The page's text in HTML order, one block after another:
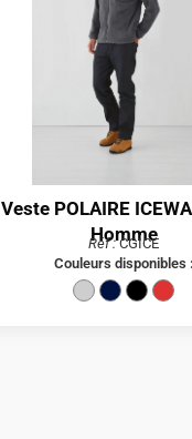
Veste POLAIRE
Homme
Réf :CGICE
Couleurs disponibles :